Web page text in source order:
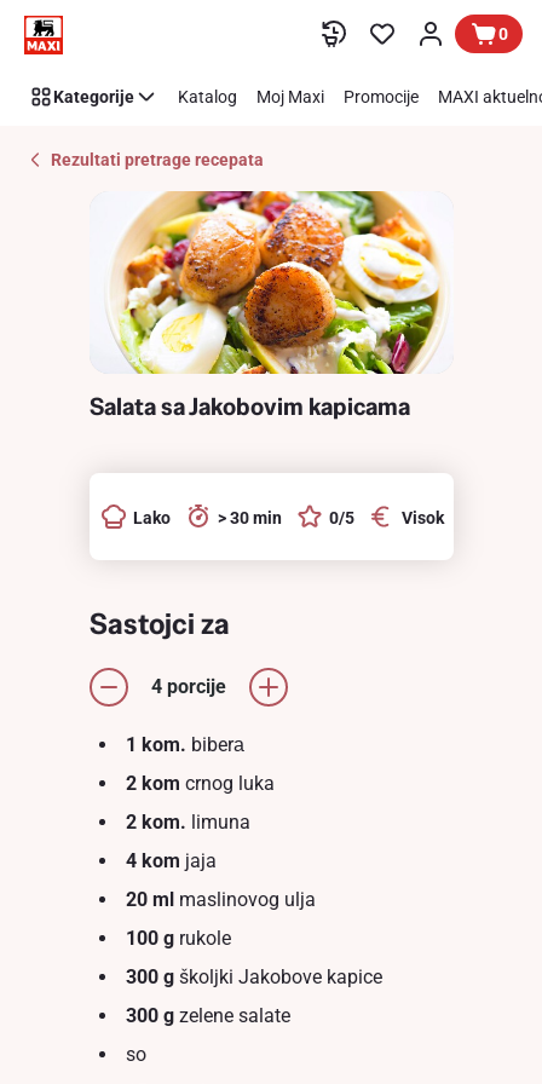
Preskoči link
Recipe
Details
0
Kategorije Katalog Moj Maxi Promocije MAXI
Rezultati pretrage recepata
Salata sa Jakobovim kapicama
Lako > 30 min 0/5 Visok
Sastojci za
4 porcije
1 kom. biberа
2 kom crnog luka
2 kom. limuna
4 kom jaja
20 mlmaslinovog ulja
100 grukole
300 gškoljki Jakobove kapice
300 gzelene salate
so